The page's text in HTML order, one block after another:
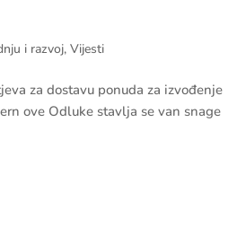
i razvoj,Vijesti
za dostavu ponuda za izvođenje
ove Odluke stavlja se van snage